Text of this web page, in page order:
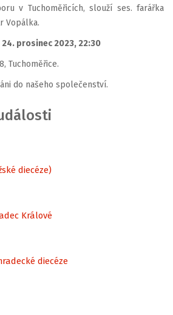
v Tuchoměřicích, slouží ses. farářka
Vopálka.
prosinec 2023, 22:30
Tuchoměřice.
do našeho společenství.
diecéze)
Králové
diecéze